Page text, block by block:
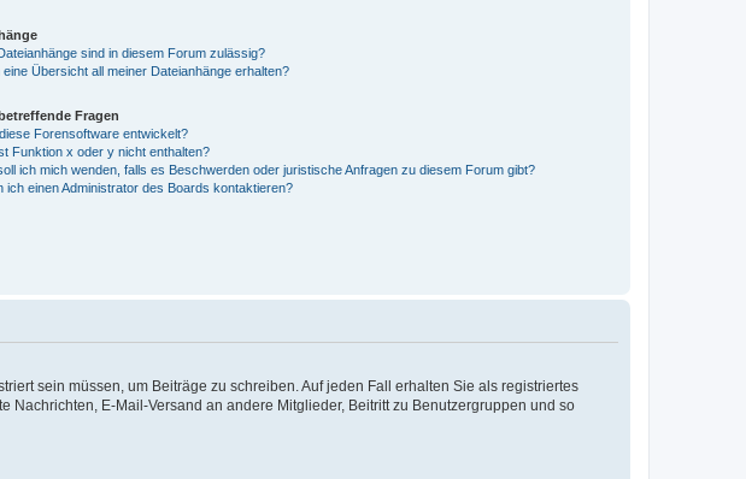
sind in diesem Forum zulässig?
eine Übersicht all meiner Dateianhänge erhalten?
Fragen
Forensoftware entwickelt?
Funktion x oder y nicht enthalten?
ich mich wenden, falls es Beschwerden oder juristische Anfragen zu diesem Forum gibt?
ich einen Administrator des Boards kontaktieren?
sein müssen, um Beiträge zu schreiben. Auf jeden Fall erhalten Sie als registriertes
Nachrichten, E-Mail-Versand an andere Mitglieder, Beitritt zu Benutzergruppen und so